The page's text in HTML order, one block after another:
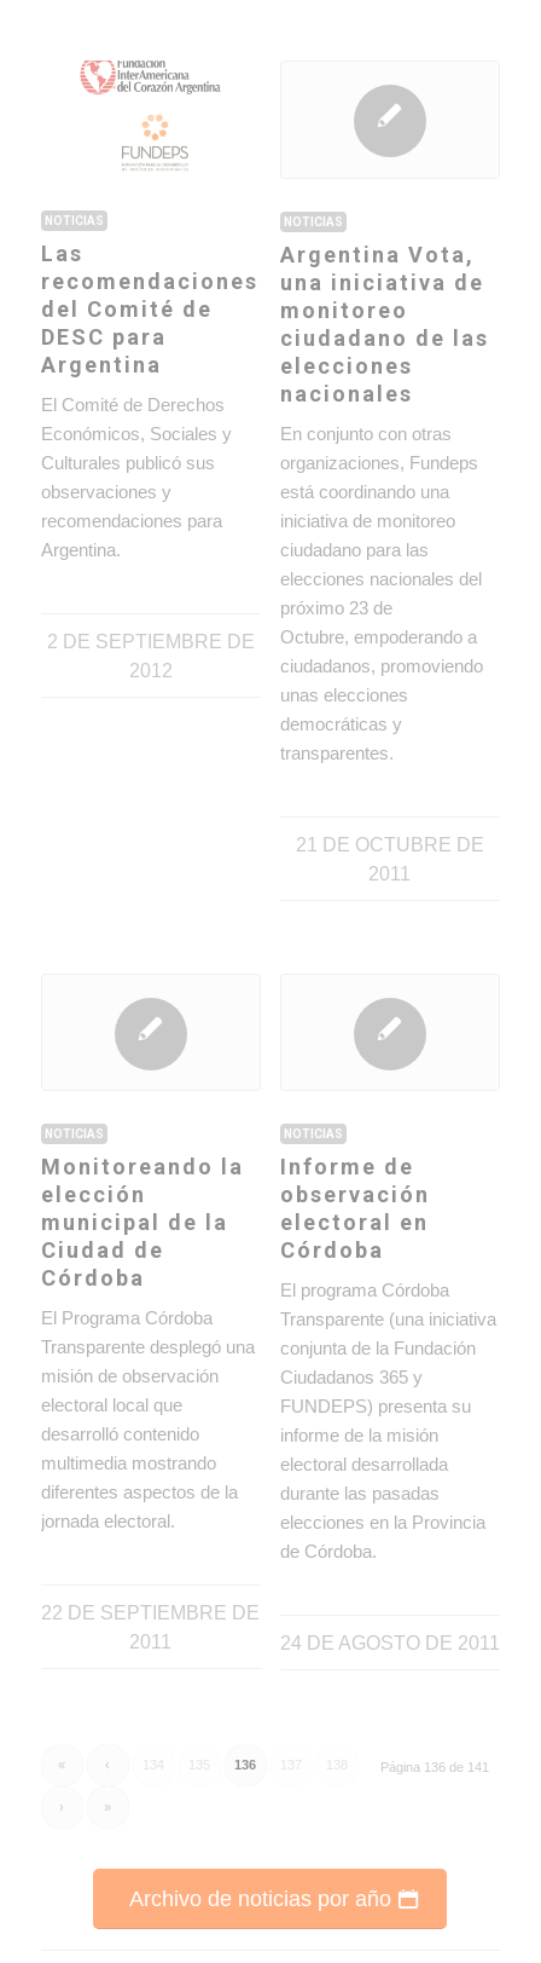
NOTICIAS
Las
recomendaciones
del Comité de
DESC para
Argentina
El Comité de Derechos
Económicos, Sociales y
Culturales publicó sus
observaciones y
recomendaciones para
Argentina.
2 DE SEPTIEMBRE DE
2012
NOTICIAS
Argentina Vota,
una iniciativa de
monitoreo
ciudadano de las
elecciones
nacionales
En conjunto con otras
organizaciones, Fundeps
está coordinando una
iniciativa de monitoreo
ciudadano para las
elecciones nacionales del
próximo 23 de
Octubre, empoderando a
ciudadanos, promoviendo
unas elecciones
democráticas y
transparentes.
21 DE OCTUBRE DE
2011
NOTICIAS
Monitoreando la
elección
municipal de la
Ciudad de
Córdoba
El Programa Córdoba
Transparente desplegó una
misión de observación
electoral local que
desarrolló contenido
multimedia mostrando
diferentes aspectos de la
jornada electoral.
22 DE SEPTIEMBRE DE
2011
NOTICIAS
Informe de
observación
electoral en
Córdoba
El programa Córdoba
Transparente (una iniciativa
conjunta de la Fundación
Ciudadanos 365 y
FUNDEPS) presenta su
informe de la misión
electoral desarrollada
durante las pasadas
elecciones en la Provincia
de Córdoba.
24 DE AGOSTO DE 2011
Página 136 de 141
« ‹ 134 135 136 137 138
› »
Archivo de noticias por año